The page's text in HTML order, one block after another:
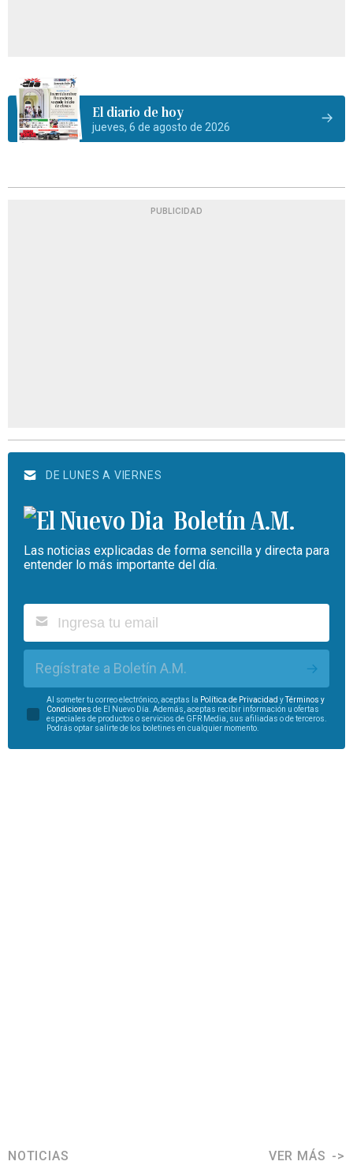
El diario de hoy
jueves, 6 de agosto de 2026
PUBLICIDAD
DE LUNES A VIERNES
Boletín A.M.
Las noticias explicadas de forma sencilla y directa para
entender lo más importante del día.
Regístrate a Boletín A.M.
Al someter tu correo electrónico, aceptas la Política de Privacidad yTérminos y
Condiciones de El Nuevo Día. Además, aceptas recibir información u ofertas
especiales de productos o servicios de GFR Media, sus afiliadas o de terceros.
Podrás optar salirte de los boletines en cualquier momento.
NOTICIAS VER MÁS